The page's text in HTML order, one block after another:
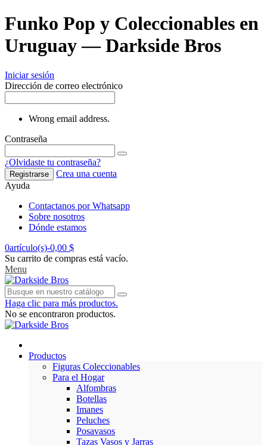
Funko Pop y Coleccionables en
Uruguay — Darkside Bros
Iniciar sesión
Dirección de correo electrónico
Wrong email address.
Contraseña
¿Olvidaste tu contraseña?
Registrarse
Crea una cuenta
Ayuda
Contactanos por Whatsapp
Sobre nosotros
Dónde estamos
0artículo(s)-0,00 $
Su carrito de compras está vacío.
Menu
Haga clic para más productos.
No se encontraron productos.
Productos
Figuras Coleccionables
Para el Hogar
Alfombras
Botellas
Imanes
Peluches
Posavasos
Tazas Vasos y Jarras